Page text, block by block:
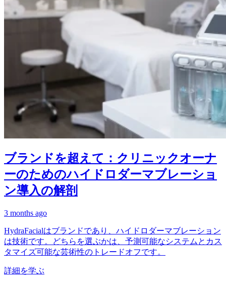
ブランドを超えて：クリニックオーナ
ーのためのハイドロダーマブレーショ
ン導入の解剖
3 months ago
HydraFacialはブランドであり、ハイドロダーマブレーション
は技術です。どちらを選ぶかは、予測可能なシステムとカス
タマイズ可能な芸術性のトレードオフです。
詳細を学ぶ